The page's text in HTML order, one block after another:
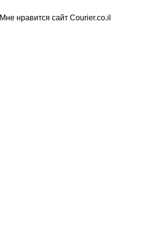
Мне нравится сайт Courier.co.il